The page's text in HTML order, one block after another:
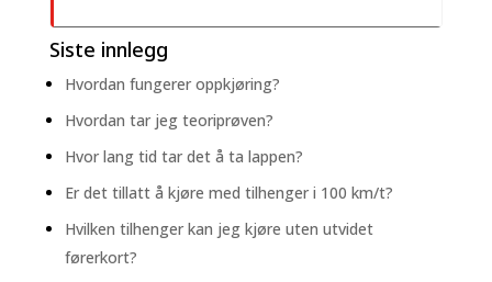
Siste innlegg
Hvordan fungerer oppkjøring?
Hvordan tar jeg teoriprøven?
Hvor lang tid tar det å ta lappen?
Er det tillatt å kjøre med tilhenger i 100 km/t?
Hvilken tilhenger kan jeg kjøre uten utvidet
førerkort?